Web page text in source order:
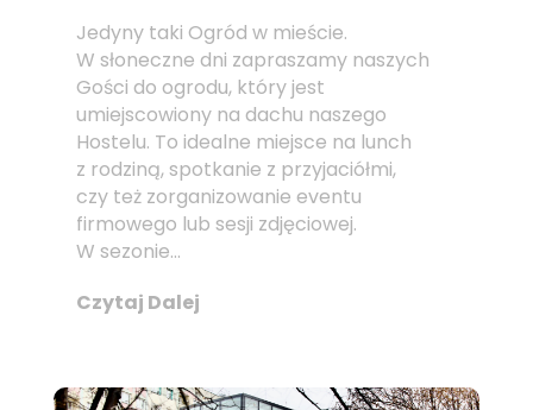
Jedyny taki Ogród w mieście.
W słoneczne dni zapraszamy naszych
Gości do ogrodu, który jest
umiejscowiony na dachu naszego
Hostelu. To idealne miejsce na lunch
z rodziną, spotkanie z przyjaciółmi,
czy też zorganizowanie eventu
firmowego lub sesji zdjęciowej.
W sezonie...
Czytaj Dalej